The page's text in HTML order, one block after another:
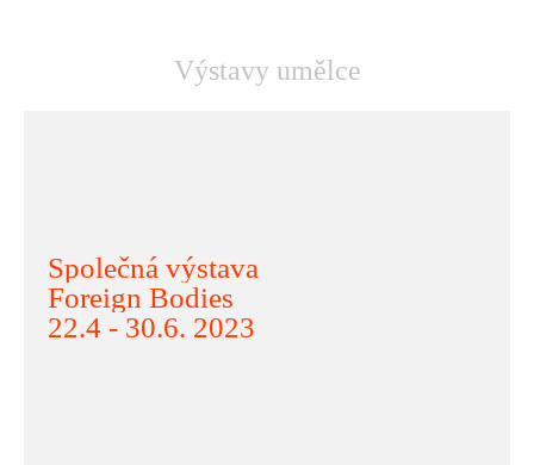
Výstavy umělce
Společná výstava
Foreign Bodies
22.4 - 30.6. 2023